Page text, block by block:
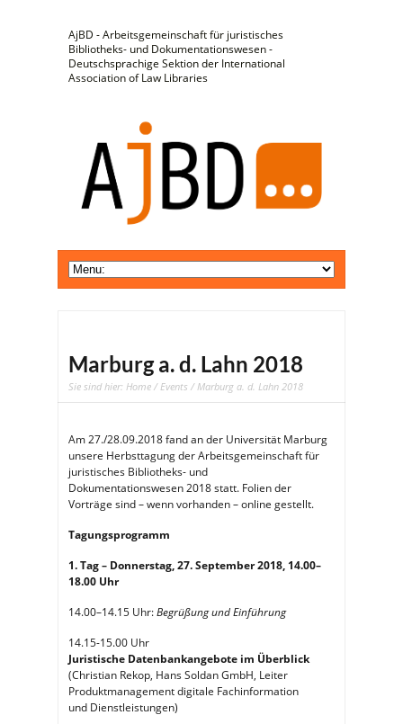
AjBD - Arbeitsgemeinschaft für juristisches
Bibliotheks- und Dokumentationswesen -
Deutschsprachige Sektion der International
Association of Law Libraries
Marburg a. d. Lahn 2018
Sie sind hier: Home / Events / Marburg a. d. Lahn 2018
Am 27./28.09.2018 fand an der Universität Marburg
unsere Herbsttagung der Arbeitsgemeinschaft für
juristisches Bibliotheks- und
Dokumentationswesen 2018 statt. Folien der
Vorträge sind – wenn vorhanden – online gestellt.
Tagungsprogramm
1. Tag – Donnerstag, 27. September 2018, 14.00–
18.00 Uhr
14.00–14.15 Uhr:Begrüßung und Einführung
14.15-15.00 Uhr
Juristische Datenbankangebote im Überblick
(Christian Rekop, Hans Soldan GmbH, Leiter
Produktmanagement digitale Fachinformation
und Dienstleistungen)